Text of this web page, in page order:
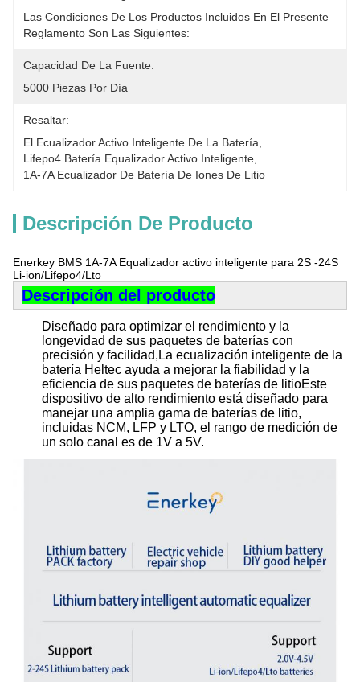
Las Condiciones De Los Productos Incluidos En El Presente
Reglamento Son Las Siguientes:
Capacidad De La Fuente:
5000 Piezas Por Día
Resaltar:
El Ecualizador Activo Inteligente De La Batería
Lifepo4 Batería Equalizador Activo Inteligente
1A-7A Ecualizador De Batería De Iones De Litio
Descripción De Producto
Enerkey BMS 1A-7A Equalizador activo inteligente para 2S -24S
Li-ion/Lifepo4/Lto
Descripción del producto
Diseñado para optimizar el rendimiento y la
longevidad de sus paquetes de baterías con
precisión y facilidad,La ecualización inteligente de la
batería Heltec ayuda a mejorar la fiabilidad y la
eficiencia de sus paquetes de baterías de litioEste
dispositivo de alto rendimiento está diseñado para
manejar una amplia gama de baterías de litio,
incluidas NCM, LFP y LTO, el rango de medición de
un solo canal es de 1V a 5V.